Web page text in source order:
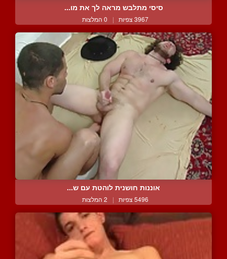
סיסי מתלבש מראה לך את מו...
3967 צפיות | 0 המלצות
אוננות חושנית לוהטת עם ש...
5496 צפיות | 2 המלצות